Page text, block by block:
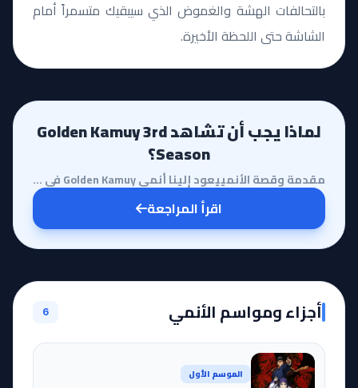
بالتحالفات الهشة والغموض الذي سيبقيك متسمراً أمام
الشاشة حتى اللحظة الأخيرة.
لماذا يجب أن تشاهد Golden Kamuy 3rd
Season؟
مقدمة وقصة الأنمييعود إلينا أنمي Golden Kamuy في موسمه الثالث ليأخذنا في رحلة ملحمية تتجاوز حدود الت...
اقرأ المراجعة
أجزاء ومواسم الأنمي 6
الموسم الأول